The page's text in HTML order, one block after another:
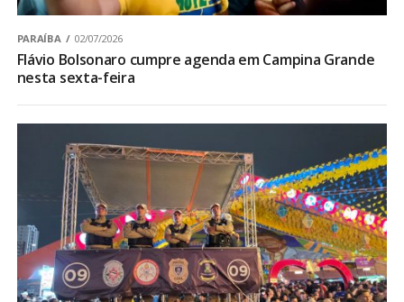
PARAÍBA 02/07/2026
Flávio Bolsonaro cumpre agenda em Campina Grande
nesta sexta-feira